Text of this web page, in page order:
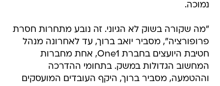
נמוכה.
"מה שקורה בשוק לא הגיוני. זה נובע מתחרות חסרת
פרופורציה", מסביר יואב ברוך, עד לאחרונה מנהל
חטיבת היועצים בחברת One1, אחת מחברות
המחשוב הגדולות במשק. בתחומי ההדרכה
וההטמעה, מסביר ברוך, היקף העובדים המועסקים